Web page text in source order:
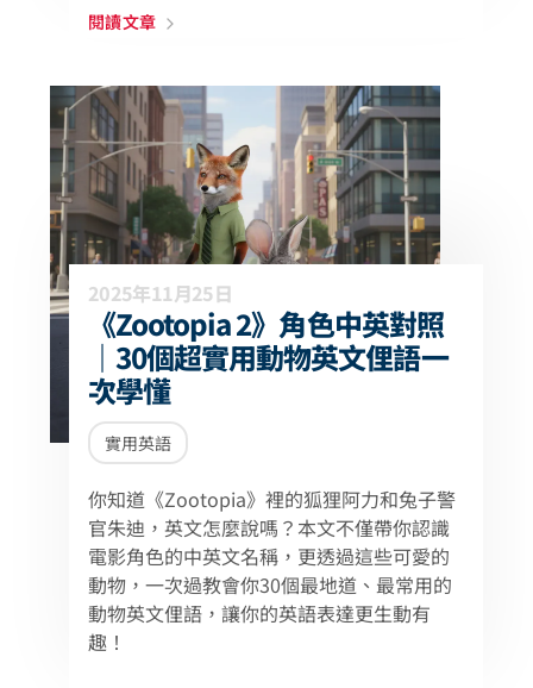
閱讀文章
2025年11月25日
《Zootopia 2》角色中英對照
｜30個超實用動物英文俚語一
次學懂
實用英語
你知道《Zootopia》裡的狐狸阿力和兔子警
官朱迪，英文怎麼說嗎？本文不僅帶你認識
電影角色的中英文名稱，更透過這些可愛的
動物，一次過教會你30個最地道、最常用的
動物英文俚語，讓你的英語表達更生動有
趣！